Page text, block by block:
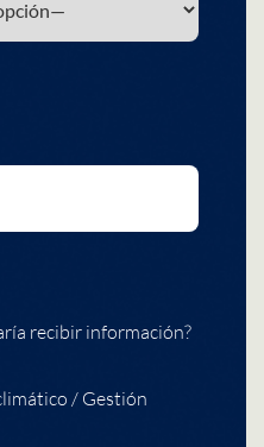
recibir información?
/ Gestión